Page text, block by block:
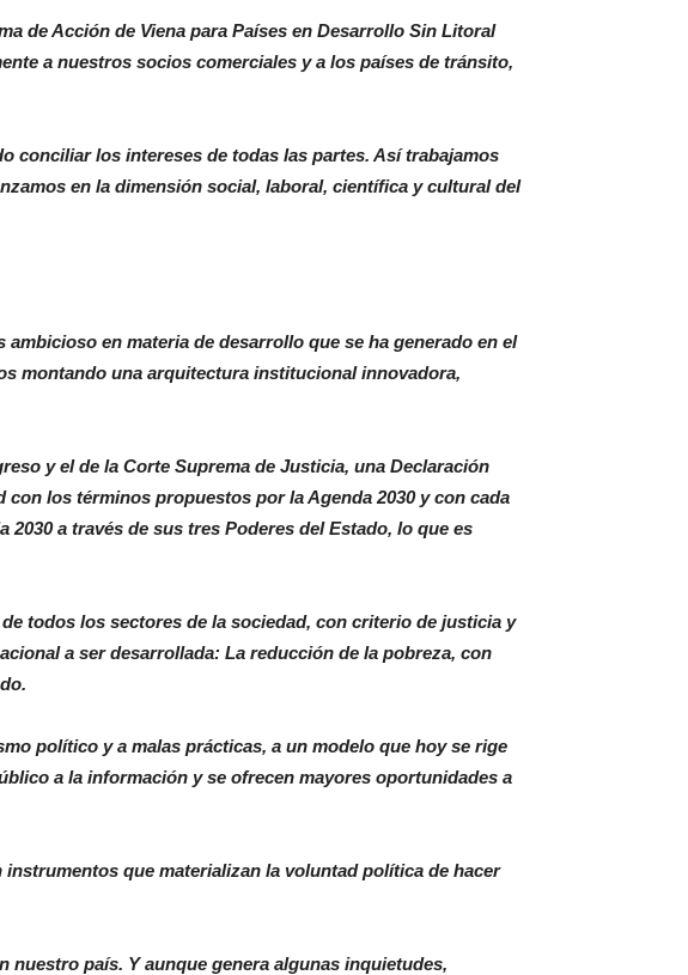
de Acción de Viena para Países en Desarrollo Sin Litoral
a nuestros socios comerciales y a los países de tránsito,
conciliar los intereses de todas las partes. Así trabajamos
en la dimensión social, laboral, científica y cultural del
en materia de desarrollo que se ha generado en el
montando una arquitectura institucional innovadora,
y el de la Corte Suprema de Justicia, una Declaración
los términos propuestos por la Agenda 2030 y con cada
a través de sus tres Poderes del Estado, lo que es
todos los sectores de la sociedad, con criterio de justicia y
a ser desarrollada: La reducción de la pobreza, con
político y a malas prácticas, a un modelo que hoy se rige
a la información y se ofrecen mayores oportunidades a
que materializan la voluntad política de hacer
país. Y aunque genera algunas inquietudes,